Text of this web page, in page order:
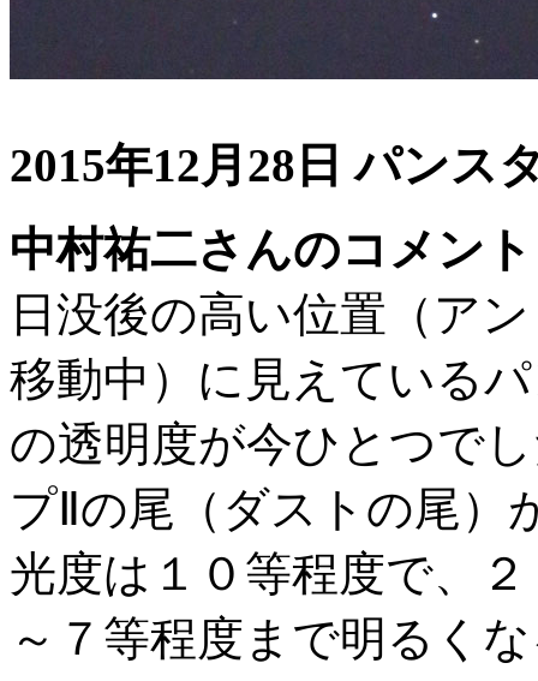
2015年12月28日 パンス
中村祐二さんのコメン
日没後の高い位置（ア
移動中）に見えている
の透明度が今ひとつで
プⅡの尾（ダストの尾）
光度は１０等程度で、
～７等程度まで明るく